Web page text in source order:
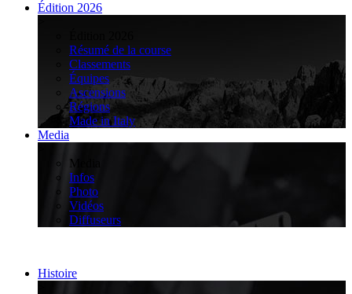
Édition 2026
Résumé de la course
Classements
Équipes
Ascensions
Régions
Made in Italy
Media
Media
Infos
Photo
Vidéos
Diffuseurs
Histoire